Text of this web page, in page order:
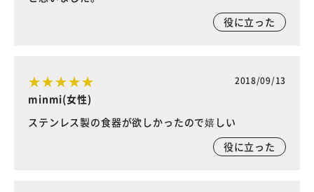
役に立った
2018/09/13
minmi(女性)
ステンレス製の食器が欲しかったので嬉しい
役に立った